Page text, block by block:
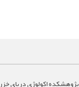
پژوهشکده اکولوژي درياي